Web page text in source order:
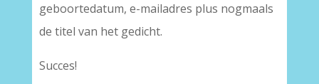
geboortedatum, e-mailadres plus nogmaals
de titel van het gedicht.
Succes!